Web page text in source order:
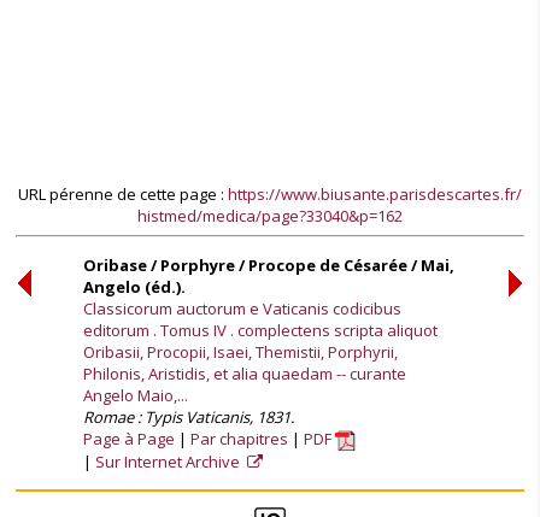
URL pérenne de cette page : https://www.biusante.parisdescartes.fr/
histmed/medica/page?33040&p=162
Oribase / Porphyre / Procope de Césarée / Mai,
Angelo (éd.).
Classicorum auctorum e Vaticanis codicibus
editorum . Tomus IV . complectens scripta aliquot
Oribasii, Procopii, Isaei, Themistii, Porphyrii,
Philonis, Aristidis, et alia quaedam -- curante
Angelo Maio,...
Romae : Typis Vaticanis, 1831.
Page à Page
Par chapitres
PDF
Sur Internet Archive